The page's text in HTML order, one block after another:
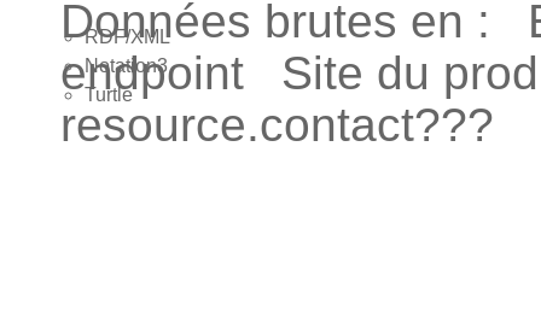
Données brutes en :
RDF/XML
Notation3
Turtle
endpoint
Site du
resource.contact???